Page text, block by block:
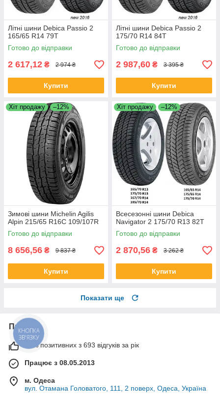
Літні шини Debica Passio 2
165/65 R14 79T
Готово до відправки
2 617,12 ₴ 2 974 ₴
Купити
Літні шини Debica Passio 2
175/70 R14 84T
Готово до відправки
2 987,60 ₴ 3 395 ₴
Купити
Хіт продажу –12%
Зимові шини Michelin Agilis
Alpin 215/65 R16C 109/107R
Готово до відправки
8 656,56 ₴ 9 837 ₴
Купити
Хіт продажу –12%
Всесезонні шини Debica
Navigator 2 175/70 R13 82T
Готово до відправки
2 870,56 ₴ 3 262 ₴
Купити
Показати ще
Про нас
99% позитивних з 693 відгуків за рік
Працює з 08.05.2013
м. Одеса
вул. Отамана Головатого, 111, 2 поверх, Одеса, Україна
КНОПКА
ЗВ'ЯЗКУ